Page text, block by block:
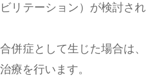
リテーション）が検討され
併症として生じた場合は、
療を行います。